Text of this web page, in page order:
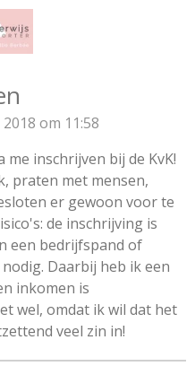
om 11:58
inschrijven bij de KvK!
praten met mensen,
er gewoon voor te
de inschrijving is
een bedrijfspand of
Daarbij heb ik een
inkomen is
wel, omdat ik wil dat het
veel zin in!